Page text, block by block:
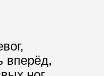
вперёд,